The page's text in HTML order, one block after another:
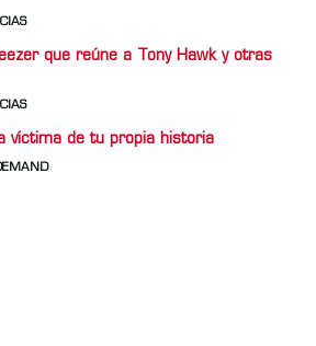
que reúne a Tony Hawk y otras
víctima de tu propia historia